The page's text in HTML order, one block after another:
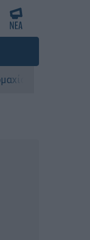
σε ελληνικά